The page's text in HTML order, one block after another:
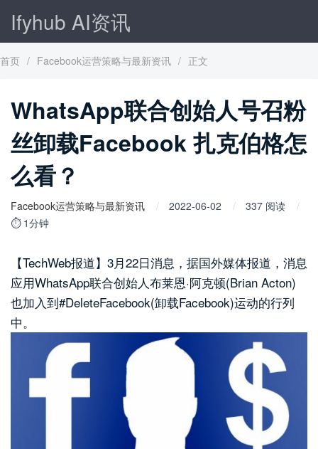
Ifyhub AI资讯
首页 / Facebook运营策略与最新资讯 / 正文
WhatsApp联合创始人号召粉
丝卸载Facebook 扎克伯格怎
么看？
Facebook运营策略与最新资讯 2022-06-02
337 阅读
⏱ 1分钟
【TechWeb报道】3月22日消息，据国外媒体报道，消息
应用WhatsApp联合创始人布莱恩·阿克顿(Brian Acton)
也加入到#DeleteFacebook(卸载Facebook)运动的行列
中。